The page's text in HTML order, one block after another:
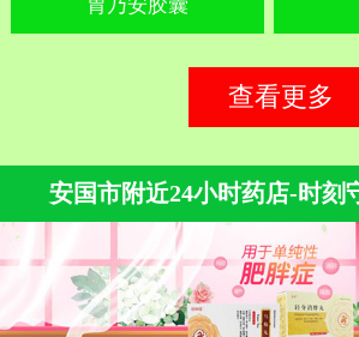
胃乃安胶囊
查看更多
安国市附近24小时药店-时刻